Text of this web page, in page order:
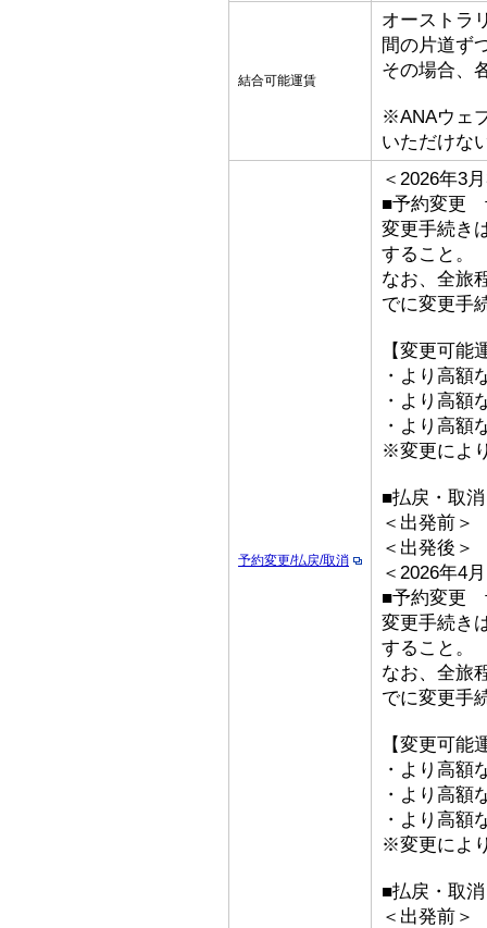
結合可能運賃
オーストラ
間の片道ず
その場合、
※ANAウェ
いただけな
予約変更/払戻/取消
＜2026年3
■予約変更
変更手続き
すること。
なお、全旅
でに変更手
【変更可能
・より高額
・より高額
・より高額
※変更によ
■払戻・取消
＜出発前＞
＜出発後
＜2026年4
■予約変更
変更手続き
すること。
なお、全旅
でに変更手
【変更可能
・より高額
・より高額
・より高額
※変更によ
■払戻・取消
＜出発前＞